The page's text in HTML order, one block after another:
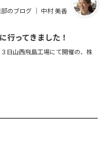
のブログ ｜ 中村 美香
行ってきました！
日山西飛島工場にて開催の、株